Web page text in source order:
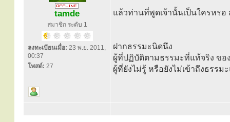
tamde
สมาชิก ระดับ 1
ลงทะเบียนเมื่อ: 23 พ.ย. 2011,
00:37
โพสต์: 27
แล้วท่านที่พูดเจ้านั้นเป็นใครหรอ
ฝากธรรมะนิดนึง
ผู้ที่ปฏิบัติตามธรรมะที่แท้จริง ขอ
ผู้ที่ยังไม่รู้ หรือยังไม่เข้าถึงธรร